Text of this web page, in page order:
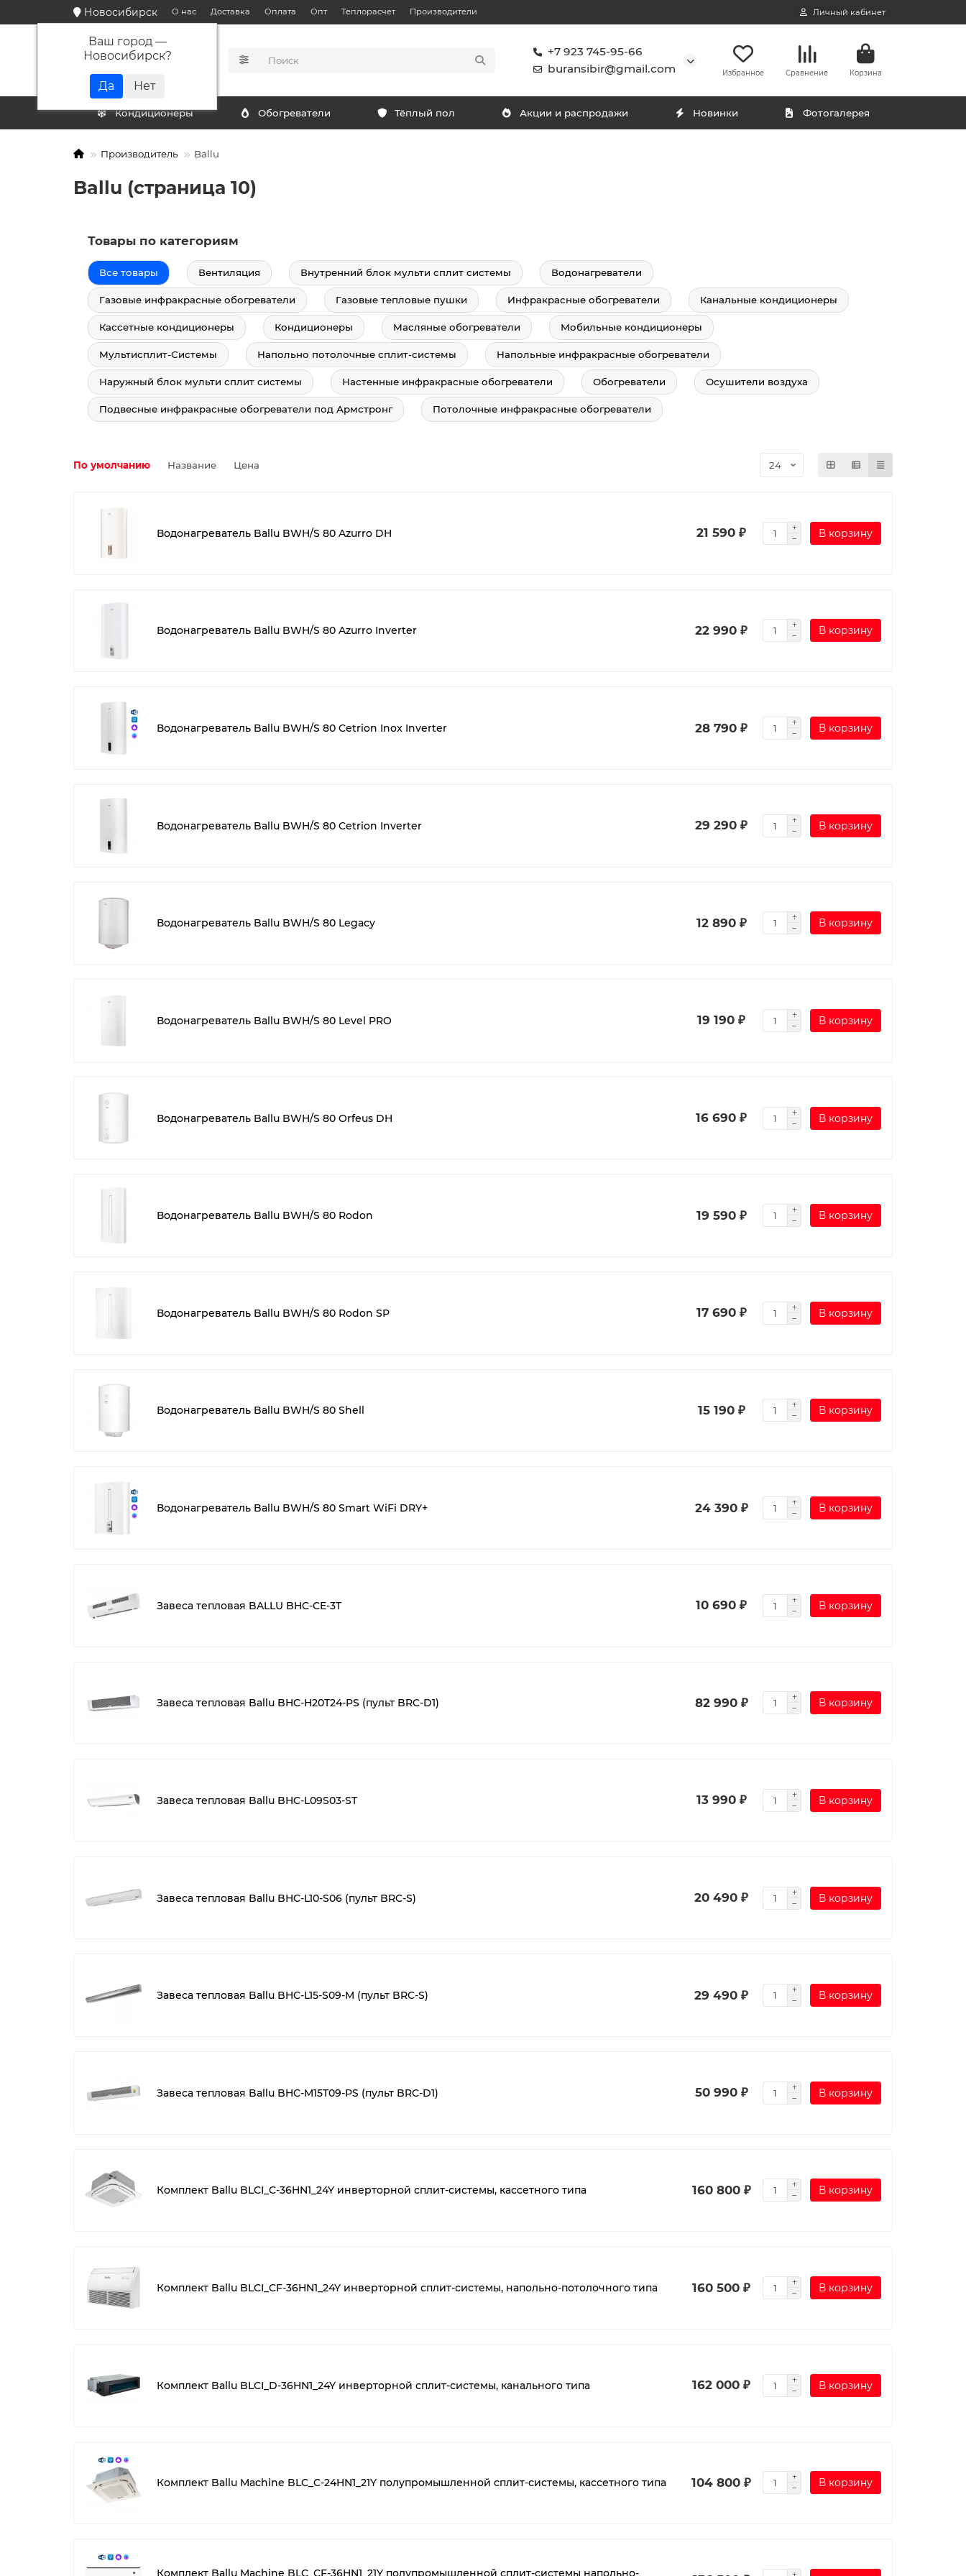
Новосибирск
Ваш город —
Новосибирск?
О нас Доставка Оплата Опт Теплорасчет Производители Личный кабинет
КАТАЛОГ
+7 923 745-95-66
buransibir@gmail.com
Избранное Сравнение Корзина
Кондиционеры Обогреватели Тёплый пол Акции и распродажи Новинки Фотогалерея
Производитель Ballu
Ballu (страница 10)
Товары по категориям
Все товары Вентиляция Внутренний блок мульти сплит системы Водонагреватели
Газовые инфракрасные обогреватели Газовые тепловые пушки Инфракрасные обогреватели Канальные кондиционеры
Кассетные кондиционеры Кондиционеры Масляные обогреватели Мобильные кондиционеры
Мультисплит-Системы Напольно потолочные сплит-системы Напольные инфракрасные обогреватели
Наружный блок мульти сплит системы Настенные инфракрасные обогреватели Обогреватели Осушители воздуха
Подвесные инфракрасные обогреватели под Армстронг Потолочные инфракрасные обогреватели
По умолчанию Название Цена
Водонагреватель Ballu BWH/S 80 Azurro DH 21 590 ₽ В корзину
Водонагреватель Ballu BWH/S 80 Azurro Inverter 22 990 ₽ В корзину
Водонагреватель Ballu BWH/S 80 Cetrion Inox Inverter 28 790 ₽ В корзину
Водонагреватель Ballu BWH/S 80 Cetrion Inverter 29 290 ₽ В корзину
Водонагреватель Ballu BWH/S 80 Legacy 12 890 ₽ В корзину
Водонагреватель Ballu BWH/S 80 Level PRO 19 190 ₽ В корзину
Водонагреватель Ballu BWH/S 80 Orfeus DH 16 690 ₽ В корзину
Водонагреватель Ballu BWH/S 80 Rodon 19 590 ₽ В корзину
Водонагреватель Ballu BWH/S 80 Rodon SP 17 690 ₽ В корзину
Водонагреватель Ballu BWH/S 80 Shell 15 190 ₽ В корзину
Водонагреватель Ballu BWH/S 80 Smart WiFi DRY+ 24 390 ₽ В корзину
Завеса тепловая BALLU BHC-CE-3T 10 690 ₽ В корзину
Завеса тепловая Ballu BHC-H20T24-PS (пульт BRC-D1) 82 990 ₽ В корзину
Завеса тепловая Ballu BHC-L09S03-ST 13 990 ₽ В корзину
Завеса тепловая Ballu BHC-L10-S06 (пульт BRC-S) 20 490 ₽ В корзину
Завеса тепловая Ballu BHC-L15-S09-M (пульт BRC-S) 29 490 ₽ В корзину
Завеса тепловая Ballu BHC-M15T09-PS (пульт BRC-D1) 50 990 ₽ В корзину
Комплект Ballu BLCI_C-36HN1_24Y инверторной сплит-системы, кассетного типа 160 800 ₽ В корзину
Комплект Ballu BLCI_CF-36HN1_24Y инверторной сплит-системы, напольно-потолочного типа 160 500 ₽ В корзину
Комплект Ballu BLCI_D-36HN1_24Y инверторной сплит-системы, канального типа 162 000 ₽ В корзину
Комплект Ballu Machine BLC_C-24HN1_21Y полупромышленной сплит-системы, кассетного типа 104 800 ₽ В корзину
Комплект Ballu Machine BLC_CF-36HN1_21Y полупромышленной сплит-системы напольно-